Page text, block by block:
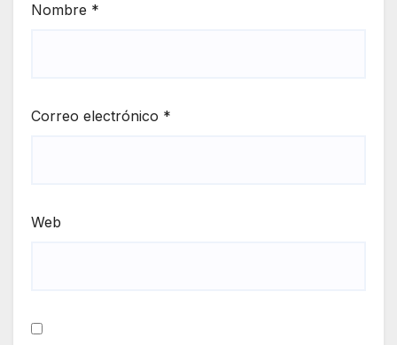
Nombre *
Correo electrónico *
Web